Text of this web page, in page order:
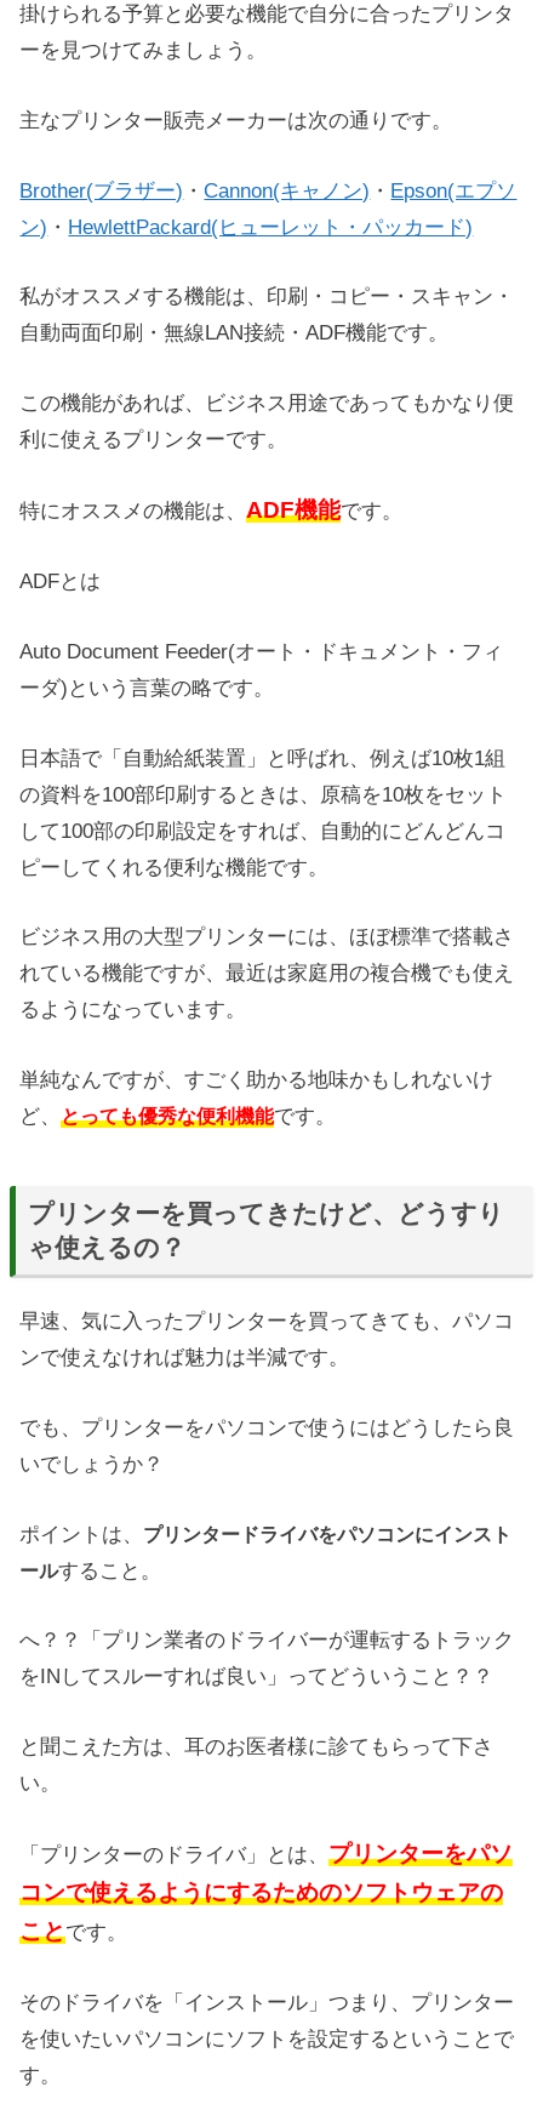
掛けられる予算と必要な機能で自分に合ったプリンタ
ーを見つけてみましょう。
主なプリンター販売メーカーは次の通りです。
Brother(ブラザー) ・Cannon(キャノン) ・ Epson(エプソ
ン) ・ HewlettPackard(ヒューレット・パッカード)
私がオススメする機能は、印刷・コピー・スキャン・
自動両面印刷・無線LAN接続・ADF機能です。
この機能があれば、ビジネス用途であってもかなり便
利に使えるプリンターです。
特にオススメの機能は、ADF機能です。
ADFとは
Auto Document Feeder(オート・ドキュメント・フィ
ーダ)という言葉の略です。
日本語で「自動給紙装置」と呼ばれ、例えば10枚1組
の資料を100部印刷するときは、原稿を10枚をセット
して100部の印刷設定をすれば、自動的にどんどんコ
ピーしてくれる便利な機能です。
ビジネス用の大型プリンターには、ほぼ標準で搭載さ
れている機能ですが、最近は家庭用の複合機でも使え
るようになっています。
単純なんですが、すごく助かる地味かもしれないけ
ど、とっても優秀な便利機能です。
プリンターを買ってきたけど、どうすり
ゃ使えるの？
早速、気に入ったプリンターを買ってきても、パソコ
ンで使えなければ魅力は半減です。
でも、プリンターをパソコンで使うにはどうしたら良
いでしょうか？
ポイントは、
プリンタードライバをパソコンにインスト
ールすること。
へ？？「プリン業者のドライバーが運転するトラック
をINしてスルーすれば良い」ってどういうこと？？
と聞こえた方は、耳のお医者様に診てもらって下さ
い。
「プリンターのドライバ」とは、プリンターをパソ
コンで使えるようにするためのソフトウェアの
ことです。
そのドライバを「インストール」つまり、プリンター
を使いたいパソコンにソフトを設定するということで
す。